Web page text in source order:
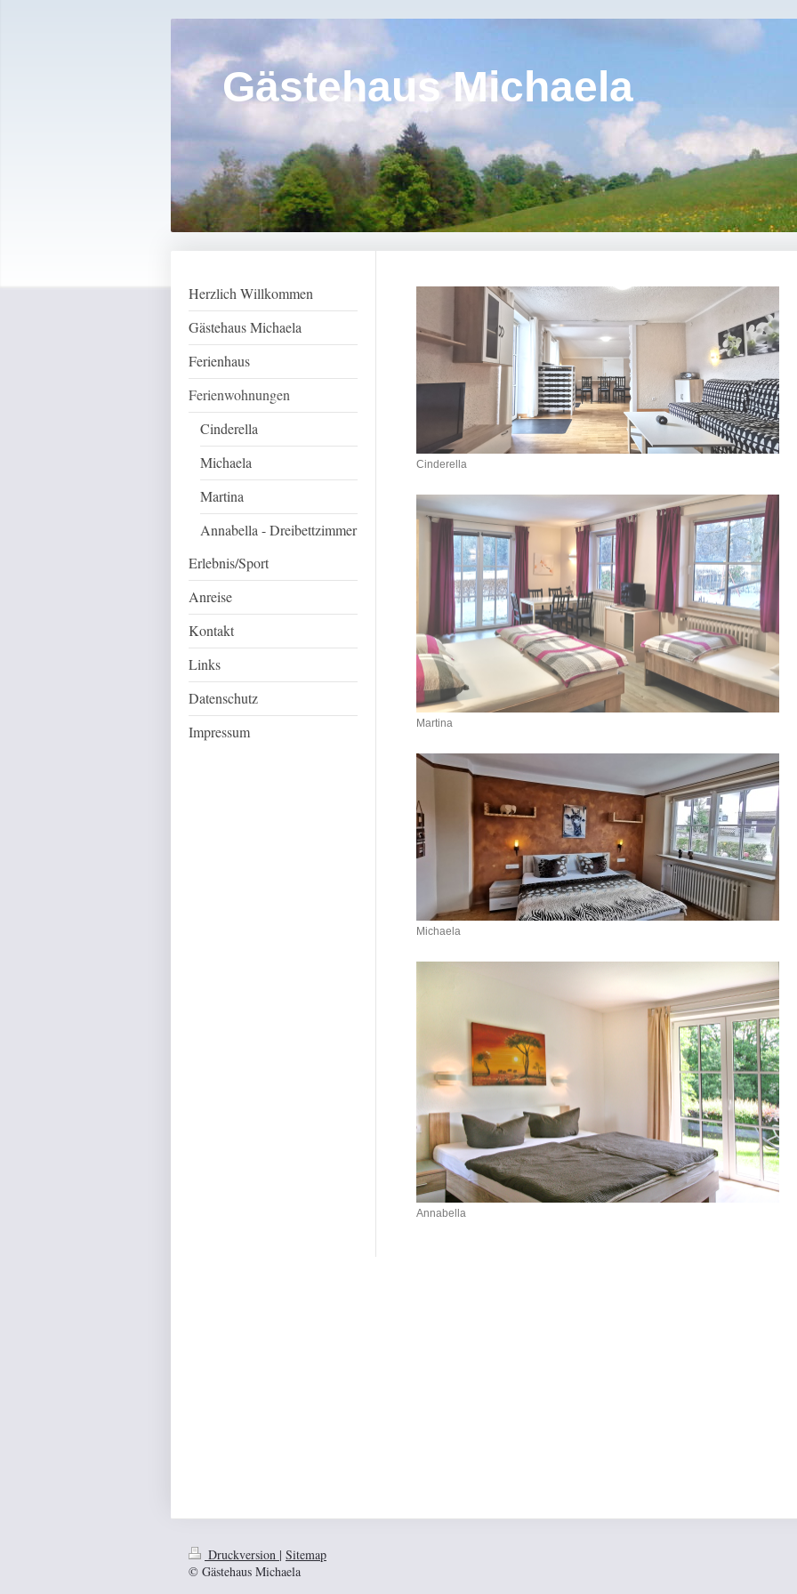
Gästehaus Michaela
Herzlich Willkommen
Gästehaus Michaela
Ferienhaus
Ferienwohnungen
Cinderella
Michaela
Martina
Annabella - Dreibettzimmer
Erlebnis/Sport
Anreise
Kontakt
Links
Datenschutz
Impressum
Cinderella
Martina
Michaela
Annabella
Druckversion | Sitemap
© Gästehaus Michaela